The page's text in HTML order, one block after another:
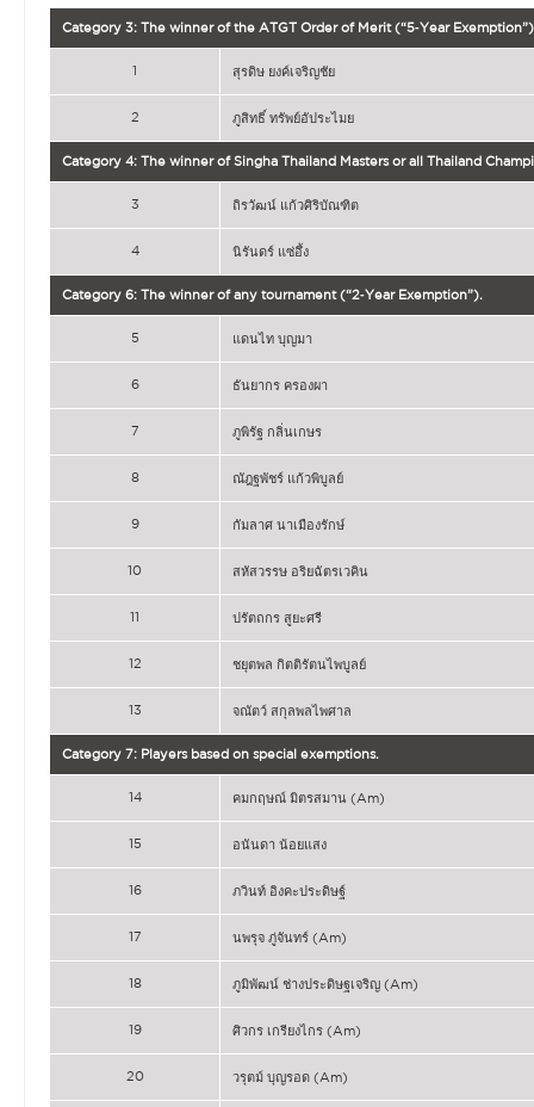
Category 3: The winner of the ATGT Order of Merit (“5‐Year
1 สุรดิษ ยงค์เจริญชัย
2 ภูสิทธิ์ ทรัพย์อัประไมย
Category 4: The winner of Singha Thailand Masters or all Thailand
3 ถิรวัฒน์ แก้วศิริบัณฑิต
4 นิรันดร์ แซ่อึ้ง
Category 6: The winner of any tournament (“2‐Year Exemption”).
5 แดนไท บุญมา
6 ธันยากร ครองผา
7 ภูพิรัฐ กลิ่นเกษร
8 ณัฎฐพัชร์ แก้วพิบูลย์
9 กัมลาศ นาเมืองรักษ์
10 สหัสวรรษ อริยฉัตรเวคิน
11 ปรัตถกร สูยะศรี
12 ชยุตพล กิตติรัตนไพบูลย์
13 จณัตว์ สกุลพลไพศาล
Category 7: Players based on special exemptions.
14 คมกฤษณ์ มิตรสมาน (Am)
15 อนันดา น้อยแสง
16 ภวินท์ อิงคะประดิษฐ์
17 นพรุจ ภู่จันทร์ (Am)
18 ภูมิพัฒน์ ช่างประดิษฐเจริญ (Am)
19 ศิวกร เกรียงไกร (Am)
20 วรุตม์ บุญรอด (Am)